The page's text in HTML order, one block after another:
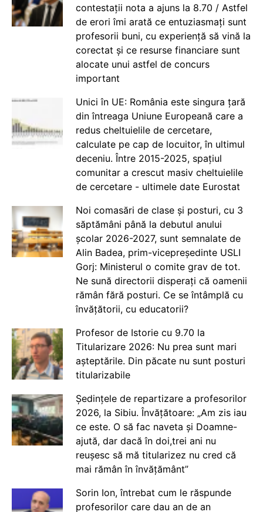
contestații nota a ajuns la 8.70 / Astfel
de erori îmi arată ce entuziasmați sunt
profesorii buni, cu experiență să vină la
corectat și ce resurse financiare sunt
alocate unui astfel de concurs
important
Unici în UE: România este singura țară
din întreaga Uniune Europeană care a
redus cheltuielile de cercetare,
calculate pe cap de locuitor, în ultimul
deceniu. Între 2015-2025, spațiul
comunitar a crescut masiv cheltuielile
de cercetare - ultimele date Eurostat
Noi comasări de clase și posturi, cu 3
săptămâni până la debutul anului
școlar 2026-2027, sunt semnalate de
Alin Badea, prim-vicepreședinte USLI
Gorj: Ministerul o comite grav de tot.
Ne sună directorii disperați că oamenii
rămân fără posturi. Ce se întâmplă cu
învățătorii, cu educatorii?
Profesor de Istorie cu 9.70 la
Titularizare 2026: Nu prea sunt mari
așteptările. Din păcate nu sunt posturi
titularizabile
Ședințele de repartizare a profesorilor
2026, la Sibiu. Învățătoare: „Am zis iau
ce este. O să fac naveta și Doamne-
ajută, dar dacă în doi,trei ani nu
reușesc să mă titularizez nu cred că
mai rămân în învățământ”
Sorin Ion, întrebat cum le răspunde
profesorilor care dau an de an